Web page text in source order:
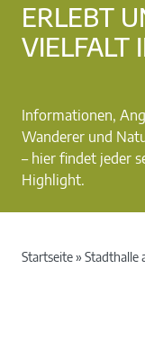
ERLEBT
VIELFALT
Informationen,
Wanderer und
– hier findet jeder
Highlight.
Startseite» Stadthalle